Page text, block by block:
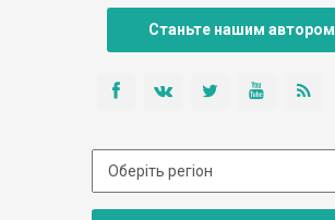
Станьте нашим автором